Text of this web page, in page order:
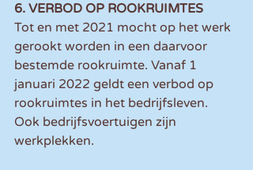
6. VERBOD OP ROOKRUIMTES
Tot en met 2021 mocht op het werk
gerookt worden in een daarvoor
bestemde rookruimte. Vanaf 1
januari 2022 geldt een verbod op
rookruimtes in het bedrijfsleven.
Ook bedrijfsvoertuigen zijn
werkplekken.